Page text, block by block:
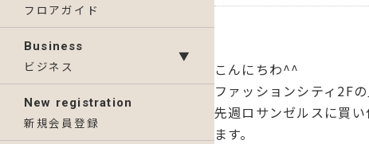
フロアガイド
Business
ビジネス
▼
New registration
新規会員登録
こんにちわ^^
ファッションシティ2Fの
先週ロサンゼルスに買
ます。